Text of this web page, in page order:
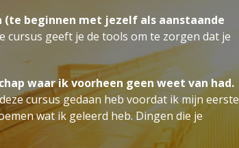
(te beginnen met jezelf als aanstaande
cursus geeft je de tools om te zorgen dat je
waar ik voorheen geen weet van had.
cursus gedaan heb voordat ik mijn eerste
wat ik geleerd heb. Dingen die je